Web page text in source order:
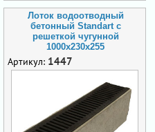
Лоток водоотводный
бетонный Standart с
решеткой чугунной
1000x230x255
Артикул: 1447